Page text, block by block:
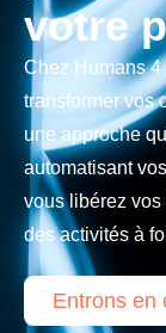
votre
Chez Humans
transformer vos
une approche
automatisant
vous libérez vos
des activités à
Entrons en